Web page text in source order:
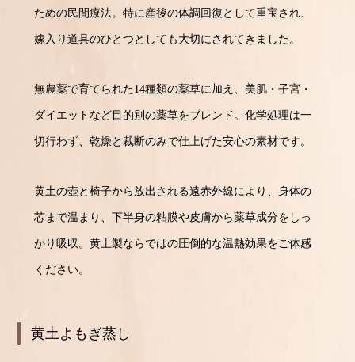
ための民間療法。特に産後の体調回復として重宝され、
嫁入り道具のひとつとしても大切にされてきました。
無農薬で育てられた14種類の薬草に加え、美肌・子宮・
ダイエットなど目的別の薬草をブレンド。化学処理は一
切行わず、乾燥と裁断のみで仕上げた安心の素材です。
黄土の壺と椅子から放出される遠赤外線により、身体の
芯まで温まり、下半身の粘膜や皮膚から薬草成分をしっ
かり吸収。黄土製ならではの圧倒的な温熱効果をご体感
ください。
黄土よもぎ蒸し